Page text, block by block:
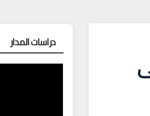
دراسات المدار